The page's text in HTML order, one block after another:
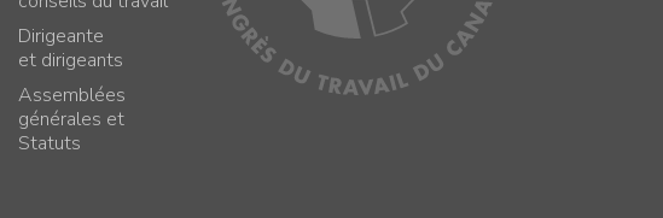
Dirigeante
et dirigeants
Assemblées
générales et
Statuts